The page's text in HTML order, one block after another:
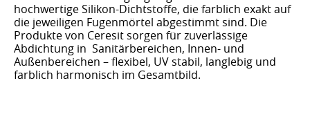
hochwertige Silikon-Dichtstoffe, die farblich exakt auf
die jeweiligen Fugenmörtel abgestimmt sind. Die
Produkte von Ceresit sorgen für zuverlässige
Abdichtung in Sanitärbereichen, Innen- und
Außenbereichen – flexibel, UV stabil, langlebig und
farblich harmonisch im Gesamtbild.